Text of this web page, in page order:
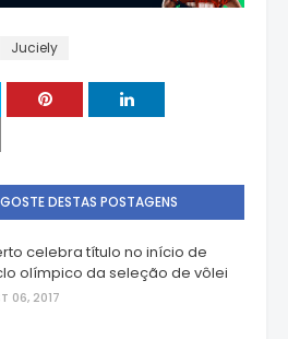
Juciely
DESTAS POSTAGENS
celebra título no início de
olímpico da seleção de vôlei
06, 2017